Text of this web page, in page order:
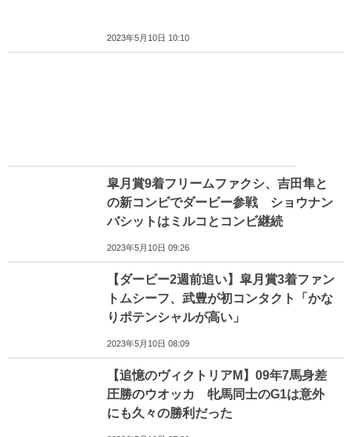
2023年5月10日 10:10
皐月賞9着フリームファクシ、吉田隼と
の新コンビでダービー参戦 ショウナン
バシットはミルコとコンビ継続
2023年5月10日 09:26
【ダービー2週前追い】皐月賞3着ファン
トムシーフ、武豊が初コンタクト「かな
りポテンシャルが高い」
2023年5月10日 08:09
【追憶のヴィクトリアM】09年7馬身差
圧勝のウオッカ 牝馬同士のG1は意外
にも久々の勝利だった